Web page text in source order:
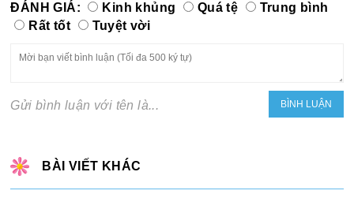
ĐÁNH GIÁ: Kinh khủng Quá tệ
Trung bình
Rất tốt
Tuyệt vời
Gửi bình luận với tên là...
BÀI VIẾT KHÁC